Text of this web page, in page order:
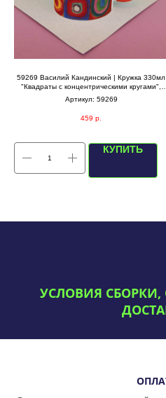
59269 Василий Кандинский | Кружка 330мл
"Квадраты с концентрическими кругами",
(красная/белая внутри)
Артикул: 59269
459 р.
КУПИТЬ
УСЛОВИЯ